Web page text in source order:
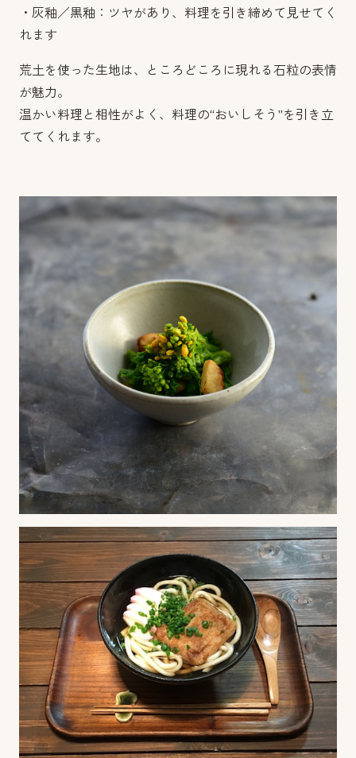
・灰釉／黒釉：ツヤがあり、料理を引き締めて見せてく
れます
荒土を使った生地は、ところどころに現れる石粒の表情
が魅力。
温かい料理と相性がよく、料理の“おいしそう”を引き立
ててくれます。